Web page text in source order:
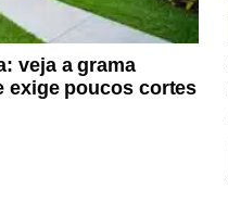
veja a grama
exige poucos cortes